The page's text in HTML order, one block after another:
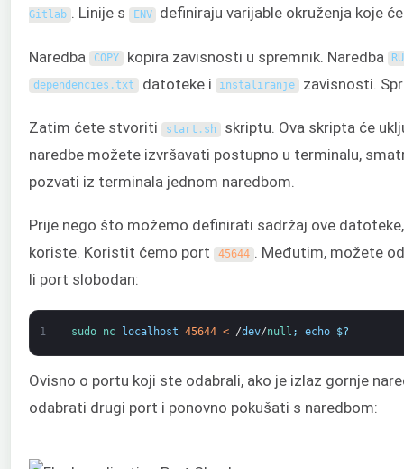
Gitlab . Linije s ENV definiraju varijable okruženja koje
Naredba COPY kopira zavisnosti u spremnik. Naredba
dependencies .txt datoteke i instaliranje zavisnosti.
Zatim ćete stvoriti start . sh skriptu. Ova skripta će
naredbe možete izvršavati postupno u terminalu,
pozvati iz terminala jednom naredbom.
Prije nego što možemo definirati sadržaj ove
koriste. Koristit ćemo port
45644 . Međutim, možete
li port slobodan:
1 sudo nc localhost 45644 < /dev/null ; echo $?
Ovisno o portu koji ste odabrali, ako je izlaz gornje
odabrati drugi port i ponovno pokušati s naredbom: